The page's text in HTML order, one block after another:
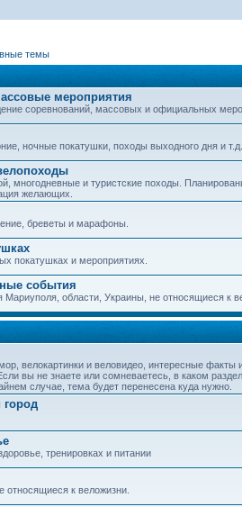
темы
мероприятия
соревнований, массовых и официальных
ночные покатушки, походы выходного дня и т.д.
многодневные и туристские походы.
желающих.
бреветы и марафоны.
покатушках и мероприятиях.
события
области, Украины, не относящиеся к
велокартинки и веловидео, интересные факты
вы не знаете или сомневаетесь, в каком
случае, тема будет перенесена куда нужно.
город
тренировках и питании
к веложизни.